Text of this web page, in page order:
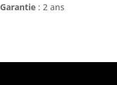
Garantie : 2 ans